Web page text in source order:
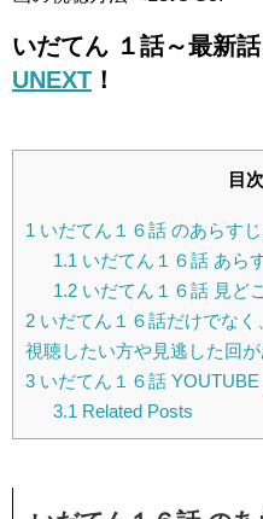
いだてん １話～最新
UNEXT ！
目次
1 いだてん１６話 のあらす
1.1 いだてん１６話 あら
1.2いだてん１６話 見ど
2 いだてん１６話だけでな
視聴したい方や見逃した回が
3 いだてん１６話 YOUTUBE
3.1 Related Posts